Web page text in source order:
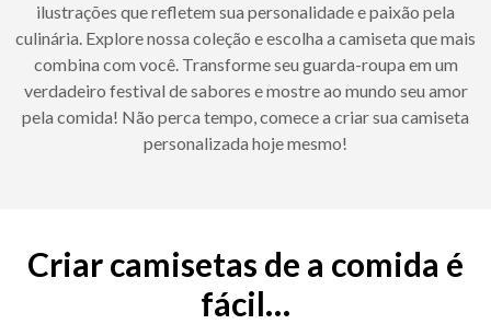
ilustrações que refletem sua personalidade e paixão pela
culinária. Explore nossa coleção e escolha a camiseta que mais
combina com você. Transforme seu guarda-roupa em um
verdadeiro festival de sabores e mostre ao mundo seu amor
pela comida! Não perca tempo, comece a criar sua camiseta
personalizada hoje mesmo!
Criar camisetas de a comida é
fácil…